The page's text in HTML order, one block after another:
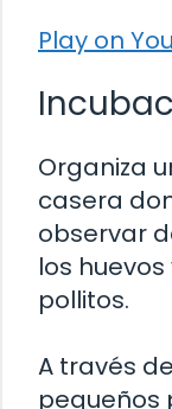
Play on
Organiza
casera
observar
los
pollitos.
A través
pequeños